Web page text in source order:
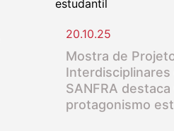
20.10.25
Mostra de
Interdisciplinares
SANFRA destaca
protagonismo